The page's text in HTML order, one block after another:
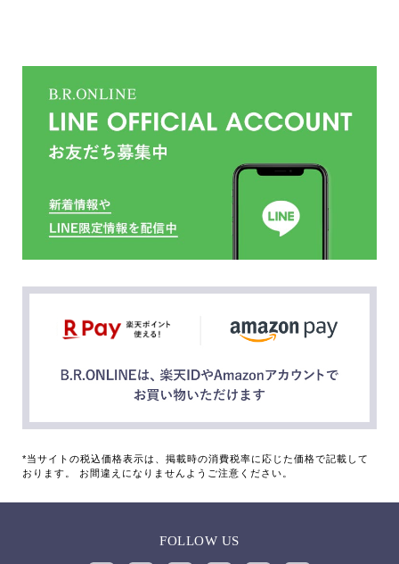
*当サイトの税込価格表示は、掲載時の消費税率に応じた価格で記載して
おります。 お間違えになりませんようご注意ください。
FOLLOW US